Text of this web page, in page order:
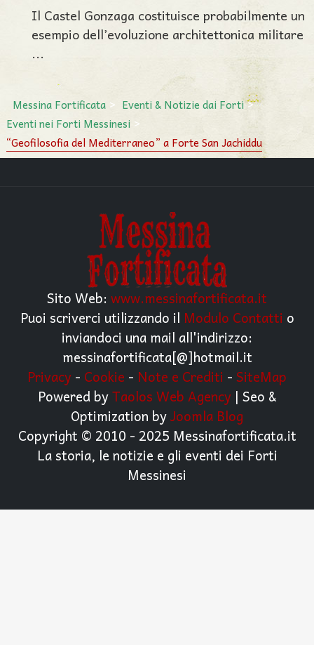
Il Castel Gonzaga costituisce probabilmente un
esempio dell’evoluzione architettonica militare
...
Messina Fortificata
Eventi & Notizie dai Forti
Eventi nei Forti Messinesi
“Geofilosofia del Mediterraneo” a Forte San Jachiddu
Sito Web: www.messinafortificata.it
Puoi scriverci utilizzando il Modulo Contatti o
inviandoci una mail all'indirizzo:
messinafortificata[@]hotmail.it
Privacy - Cookie - Note e Crediti - SiteMap
Powered byTaolos Web Agency| Seo &
Optimization byJoomla Blog
Copyright © 2010 - 2025 Messinafortificata.it
La storia, le notizie e gli eventi dei Forti
Messinesi